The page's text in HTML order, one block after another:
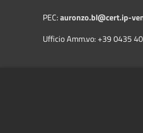
PEC:auronzo.bl@cert.ip-
Ufficio Amm.vo: +39 0435